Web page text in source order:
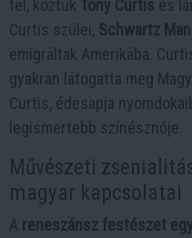
fel, köztük Tony Curtis és
Curtis szülei, Schwartz
emigráltak Amerikába.
gyakran látogatta meg
Curtis, édesapja
legismertebb színésznője.
Művészeti
magyar kapcsolatai
A reneszánsz festészet